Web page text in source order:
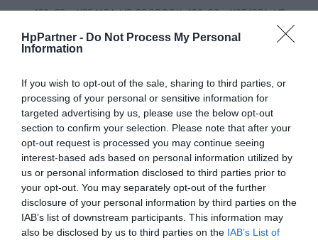
HpPartner - Do Not Process My Personal
Information
If you wish to opt-out of the sale, sharing to third parties, or
processing of your personal or sensitive information for
targeted advertising by us, please use the below opt-out
section to confirm your selection. Please note that after your
opt-out request is processed you may continue seeing
interest-based ads based on personal information utilized by
us or personal information disclosed to third parties prior to
your opt-out. You may separately opt-out of the further
disclosure of your personal information by third parties on the
IAB’s list of downstream participants. This information may
also be disclosed by us to third parties on the IAB’s List of